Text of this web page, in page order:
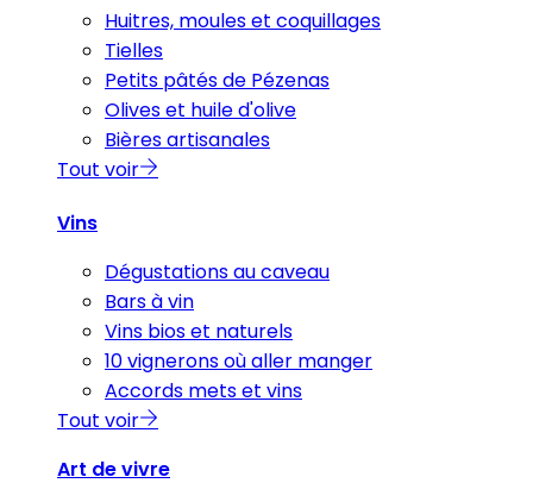
Huitres, moules et coquillages
Tielles
Petits pâtés de Pézenas
Olives et huile d'olive
Bières artisanales
Tout voir
Vins
Dégustations au caveau
Bars à vin
Vins bios et naturels
10 vignerons où aller manger
Accords mets et vins
Tout voir
Art de vivre